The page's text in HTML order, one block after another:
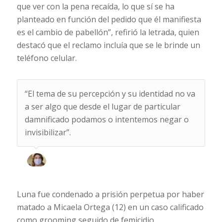
que ver con la pena recaída, lo que sí se ha
planteado en función del pedido que él manifiesta
es el cambio de pabellón”, refirió la letrada, quien
destacó que el reclamo incluía que se le brinde un
teléfono celular.
“El tema de su percepción y su identidad no va
a ser algo que desde el lugar de particular
damnificado podamos o intentemos negar o
invisibilizar”.
Luna fue condenado a prisión perpetua por haber
matado a Micaela Ortega (12) en un caso calificado